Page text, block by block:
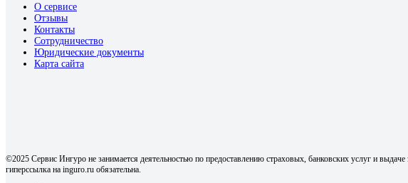
О сервисе
Отзывы
Контакты
Сотрудничество
Юридические документы
Карта сайта
©2025 Сервис Ингуро не занимается деятельностью по предоставлению страховых, банковских услуг и
гиперссылка на inguro.ru обязательна.